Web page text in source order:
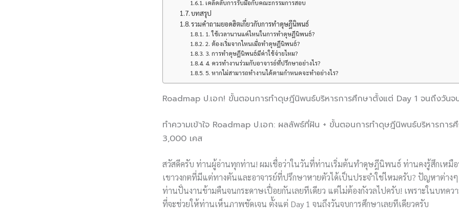
เคล็ดลับการรับมือกับคณะกรรมการสอบ
บทสรุป
รวมคำถามยอดฮิตเกี่ยวกับการทำดุษฎีนิพนธ์
1. ใช้เวลานานแค่ไหนในการทำดุษฎีนิพนธ์?
2. ต้องเริ่มจากไหนเมื่อทำดุษฎีนิพนธ์?
3. การทำดุษฎีนิพนธ์มีค่าใช้จ่ายไหม?
4. ควรทำงานร่วมกับอาจารย์ที่ปรึกษาอย่างไร?
5. หากไม่สามารถทำงานได้ตามกำหนดจะทำอย่างไร?
Roadmap ป.เอก! ขั้นตอนการทำดุษฎีนิพนธ์บริหารการศึกษาตั้งแต่ Day 1 จนถึงวันจ
ทำความเข้าใจ Roadmap ป.เอก: ผลลัพธ์ที่ฝัน + ขั้นตอนการทำดุษฎีนิพนธ์บริหารการ
3,000 เคส
สวัสดีครับ ท่านผู้อ่านทุกท่าน! ผมเชื่อว่าในวันที่ท่านเริ่มต้นทำดุษฎีนิพนธ์ ท่านคงรู้สึกเหมือ
เขาวงกตที่มีแต่ทางตันและอาจารย์ที่ปรึกษาหายตัวได้เป็นประจำใช่ไหมครับ? ปัญหาต่าง
ท่านปั่นงานข้ามคืนจนกระดาษเปื่อยกันเลยทีเดียว แต่ไม่ต้องกังวลไปครับ! เพราะในบทคว
ที่จะช่วยให้ท่านเห็นภาพชัดเจน ตั้งแต่ Day 1 จนถึงวันจบการศึกษาเลยทีเดียวครับ